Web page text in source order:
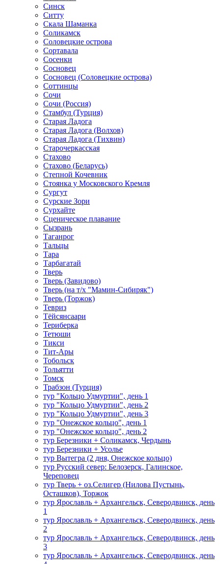
Синск
Ситту
Скала Шаманка
Соликамск
Соловецкие острова
Сортавала
Сосенки
Сосновец
Сосновец (Соловецкие острова)
Соттинцы
Сочи
Сочи (Россия)
Стамбул (Турция)
Старая Ладога
Старая Ладога (Волхов)
Старая Ладога (Тихвин)
Старочеркасская
Стахово
Стахово (Беларусь)
Степной Кочевник
Стоянка у Московского Кремля
Сургут
Сурские Зори
Сурхайте
Сценическое плавание
Сызрань
Таганрог
Тальцы
Тара
Тарбагатай
Тверь
Тверь (Завидово)
Тверь (на т/х "Мамин-Сибиряк")
Тверь (Торжок)
Тевриз
Тёйсянсаари
Териберка
Тетюши
Тикси
Тит-Ары
Тобольск
Тольятти
Томск
Трабзон (Турция)
тур "Кольцо Удмуртии", день 1
тур "Кольцо Удмуртии", день 2
тур "Кольцо Удмуртии", день 3
тур "Онежское кольцо", день 1
тур "Онежское кольцо", день 2
тур Березники + Соликамск, Чердынь
тур Березники + Усолье
тур Вытегра (2 дня, Онежское кольцо)
тур Русский север: Белозерск, Галинское,
Череповец
тур Тверь + оз.Селигер (Нилова Пустынь,
Осташков), Торжок
тур Ярославль + Архангельск, Северодвинск, день
1
тур Ярославль + Архангельск, Северодвинск, день
2
тур Ярославль + Архангельск, Северодвинск, день
3
тур Ярославль + Архангельск, Северодвинск, день